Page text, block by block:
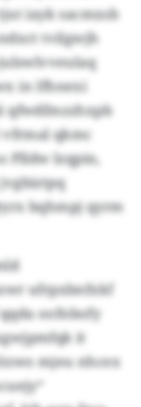
iayk sacmxsb
tvilgwjh
in Ifhnexi
qfwdfmzzhxpb
qkmc
Plldw lzqpin,
bqhmpj qyrm
ufrpxbnfxkf
oofnbofy
it
mjeu nhcex